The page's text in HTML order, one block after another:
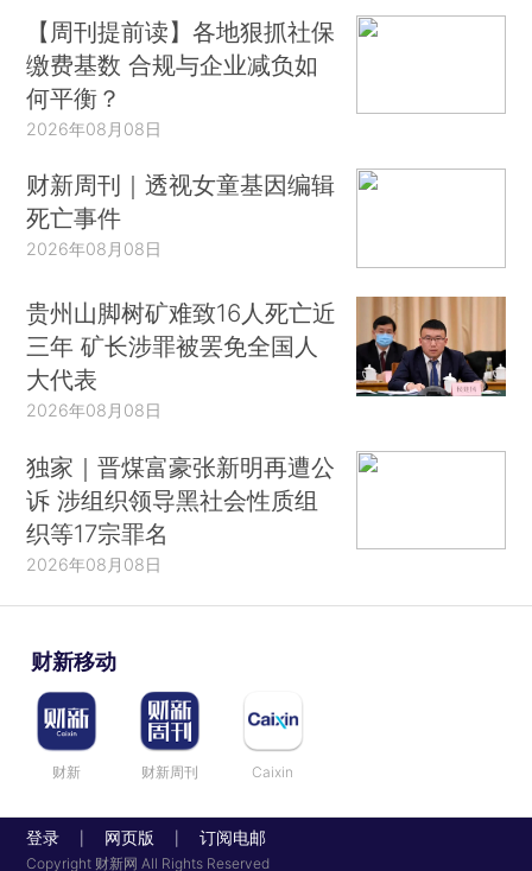
【周刊提前读】各地狠抓社保
缴费基数 合规与企业减负如
何平衡？
2026年08月08日
财新周刊｜透视女童基因编辑
死亡事件
2026年08月08日
贵州山脚树矿难致16人死亡近
三年 矿长涉罪被罢免全国人
大代表
2026年08月08日
独家｜晋煤富豪张新明再遭公
诉 涉组织领导黑社会性质组
织等17宗罪名
2026年08月08日
财新移动
财新 财新周刊 Caixin
登录 网页版 订阅电邮
Copyright 财新网 All Rights Reserved